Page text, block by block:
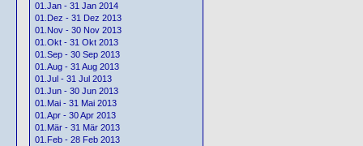
01.Jan - 31 Jan 2014
01.Dez - 31 Dez 2013
01.Nov - 30 Nov 2013
01.Okt - 31 Okt 2013
01.Sep - 30 Sep 2013
01.Aug - 31 Aug 2013
01.Jul - 31 Jul 2013
01.Jun - 30 Jun 2013
01.Mai - 31 Mai 2013
01.Apr - 30 Apr 2013
01.Mär - 31 Mär 2013
01.Feb - 28 Feb 2013